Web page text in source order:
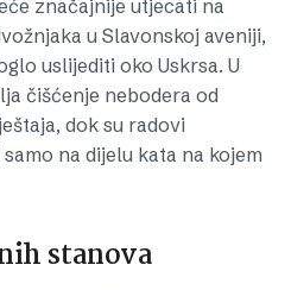
značajnije utjecati na
u Slavonskoj aveniji,
uslijediti oko Uskrsa. U
čišćenje nebodera od
dok su radovi
na dijelu kata na kojem
stanova